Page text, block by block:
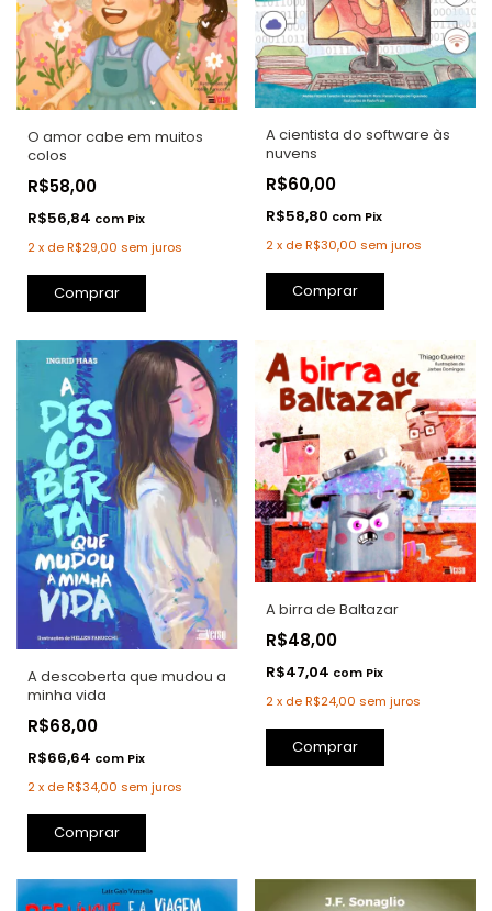
O amor cabe em muitos
colos
R$58,00
R$56,84 com Pix
2x deR$29,00 sem juros
Comprar
A cientista do software às
nuvens
R$60,00
R$58,80 com Pix
2 x deR$30,00 sem juros
Comprar
A descoberta que mudou a
minha vida
R$68,00
R$66,64 com Pix
2x deR$34,00 sem juros
Comprar
A birra de Baltazar
R$48,00
R$47,04 com Pix
2 x deR$24,00 sem juros
Comprar